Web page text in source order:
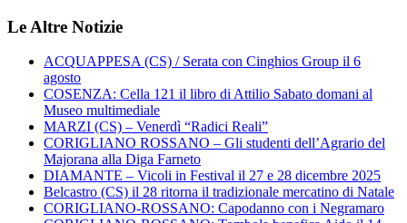
Le Altre Notizie
ACQUAPPESA (CS) / Serata con Cinghios Group il 6
agosto
COSENZA: Cella 121 il libro di Attilio Sabato domani al
Museo multimediale
MARZI (CS) – Venerdì “Radici Reali”
CORIGLIANO ROSSANO – Gli studenti dell’Agrario del
Majorana alla Diga Farneto
DIAMANTE – Vicoli in Festival il 27 e 28 dicembre 2025
Belcastro (CS) il 28 ritorna il tradizionale mercatino di Natale
CORIGLIANO-ROSSANO: Capodanno con i Negramaro